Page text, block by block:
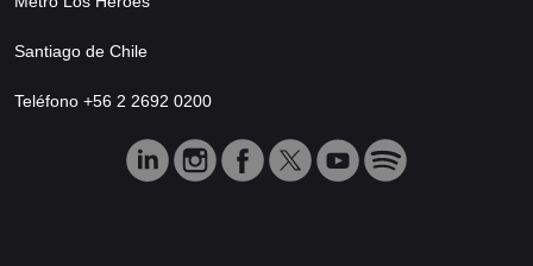
Santiago de Chile
Teléfono +56 2 2692 0200